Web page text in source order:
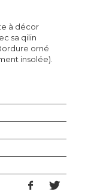
à décor
sa qilin
orné
insolée).